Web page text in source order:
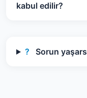
kabul edilir?
? Sorun